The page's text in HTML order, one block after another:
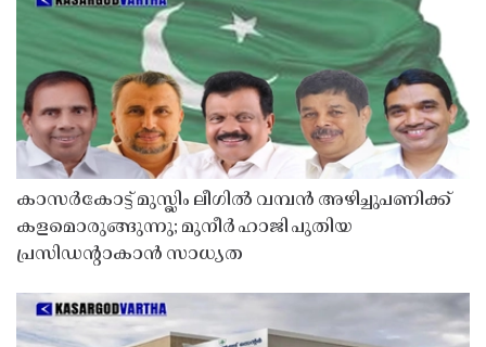
കാസർകോട്ട് മുസ്ലിം ലീഗിൽ വമ്പൻ അഴിച്ചുപണിക്ക്
കളമൊരുങ്ങുന്നു; മുനീർ ഹാജി പുതിയ
പ്രസിഡൻ്റാകാൻ സാധ്യത